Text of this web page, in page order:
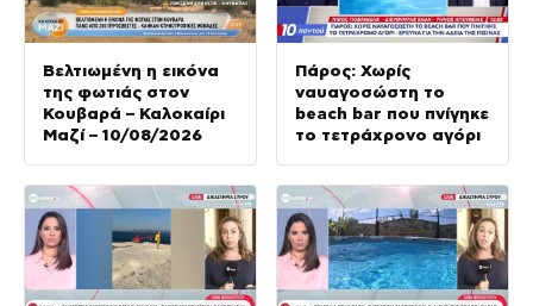
Βελτιωμένη η εικόνα
της φωτιάς στον
Κουβαρά – Καλοκαίρι
Μαζί – 10/08/2026
Πάρος: Χωρίς
ναυαγοσώστη το
beach bar που πνίγηκε
το τετράχρονο αγόρι